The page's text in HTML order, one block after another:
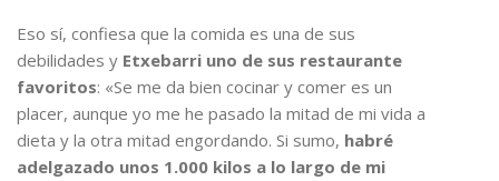
Eso sí, confiesa que la comida es una de sus
debilidades y Etxebarri uno de sus restaurante
favoritos: «Se me da bien cocinar y comer es un
placer, aunque yo me he pasado la mitad de mi vida a
dieta y la otra mitad engordando. Si sumo, habré
adelgazado unos 1.000 kilos a lo largo de mi